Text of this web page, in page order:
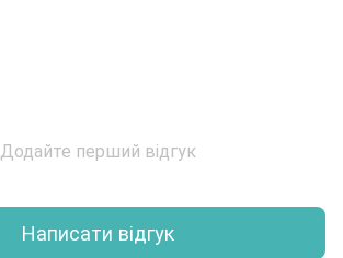
Додайте перший відгук
Написати відгук